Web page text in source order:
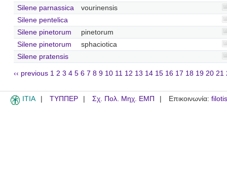
Silene parnassica
vourinensis
Silene pentelica
Silene pinetorum
pinetorum
Silene pinetorum
sphaciotica
Silene pratensis
‹‹ previous 1 2 3 4 5 6 7 8 9 10 11 12 13 14 15 16 17 18 19 20 21
ITIA ΤΥΠΠΕΡ Σχ. Πολ. Μηχ. ΕΜΠ Επικοινωνία: